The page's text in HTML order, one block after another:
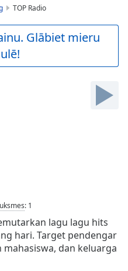
TOP Radio
Glābiet mieru
: 1
lagu lagu hits
hari. Target pendengar
mahasiswa, dan keluarga